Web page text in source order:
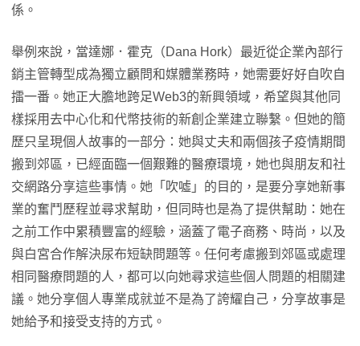
係。
舉例來說，當達娜．霍克（Dana Hork）最近從企業內部行
銷主管轉型成為獨立顧問和媒體業務時，她需要好好自吹自
擂一番。她正大膽地跨足Web3的新興領域，希望與其他同
樣採用去中心化和代幣技術的新創企業建立聯繫。但她的簡
歷只呈現個人故事的一部分：她與丈夫和兩個孩子疫情期間
搬到郊區，已經面臨一個艱難的醫療環境，她也與朋友和社
交網路分享這些事情。她「吹噓」的目的，是要分享她新事
業的奮鬥歷程並尋求幫助，但同時也是為了提供幫助：她在
之前工作中累積豐富的經驗，涵蓋了電子商務、時尚，以及
與白宮合作解決尿布短缺問題等。任何考慮搬到郊區或處理
相同醫療問題的人，都可以向她尋求這些個人問題的相關建
議。她分享個人專業成就並不是為了誇耀自己，分享故事是
她給予和接受支持的方式。